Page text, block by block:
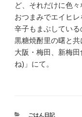
ど、それだけに色々
おつまみでエイヒ
辛子もまぶしている
黒糖焼酎里の曙と共
大阪・梅田、新梅
ね)」にて。
カ
ごはん日記